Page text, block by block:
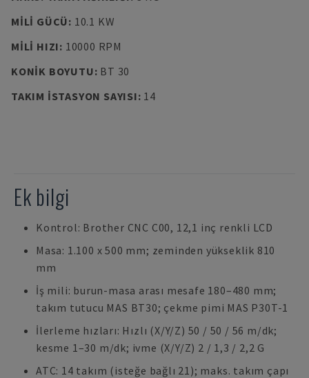
MILI GÜCÜ: 10.1 KW
MILI HIZI: 10000 RPM
KONIK BOYUTU: BT 30
TAKIM ISTASYON SAYISI: 14
Ek bilgi
Kontrol: Brother CNC C00, 12,1 inç renkli LCD
Masa: 1.100 x 500 mm; zeminden yükseklik 810
mm
İş mili: burun-masa arası mesafe 180–480 mm;
takım tutucu MAS BT30; çekme pimi MAS P30T-1
İlerleme hızları: Hızlı (X/Y/Z) 50 / 50 / 56 m/dk;
kesme 1–30 m/dk; ivme (X/Y/Z) 2 / 1,3 / 2,2 G
ATC: 14 takım (isteğe bağlı 21); maks. takım çapı